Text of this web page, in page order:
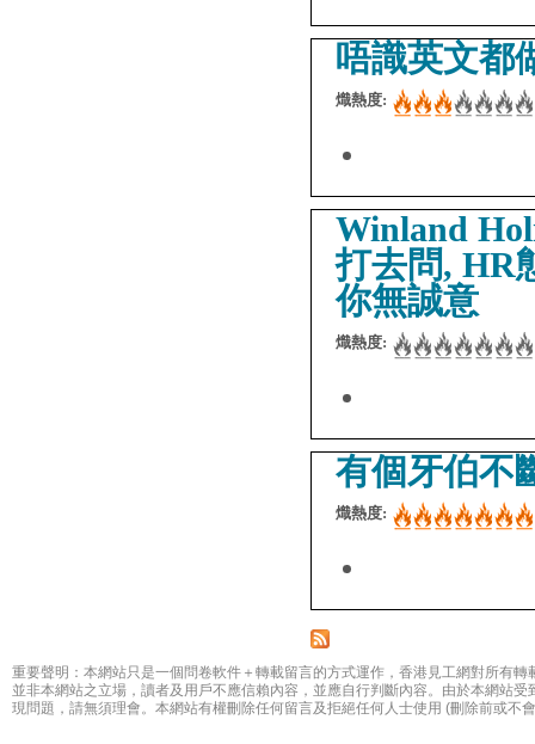
唔識英文都
熾熱度:
Winland
打去問, HR
你無誠意
熾熱度:
有個牙伯不
熾熱度:
重要聲明：本網站只是一個問卷軟件＋轉載留言的方式運作，香港見工網對所有
並非本網站之立場，讀者及用戶不應信賴內容，並應自行判斷內容。由於本網站
現問題，請無須理會。本網站有權刪除任何留言及拒絕任何人士使用 (刪除前或